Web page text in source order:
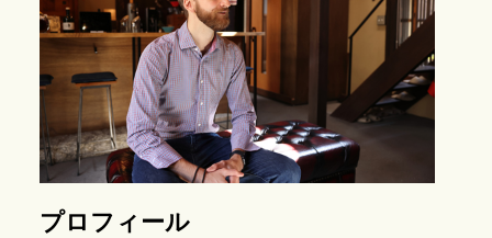
プロフィール